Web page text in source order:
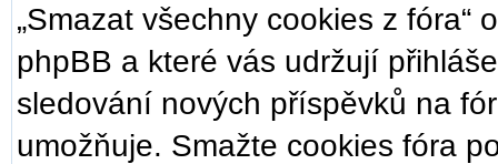
„Smazat všechny cookies z
phpBB a které vás udržují
sledování nových příspěvků na
umožňuje. Smažte cookies fóra